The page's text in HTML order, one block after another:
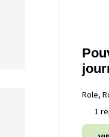
Role,
1